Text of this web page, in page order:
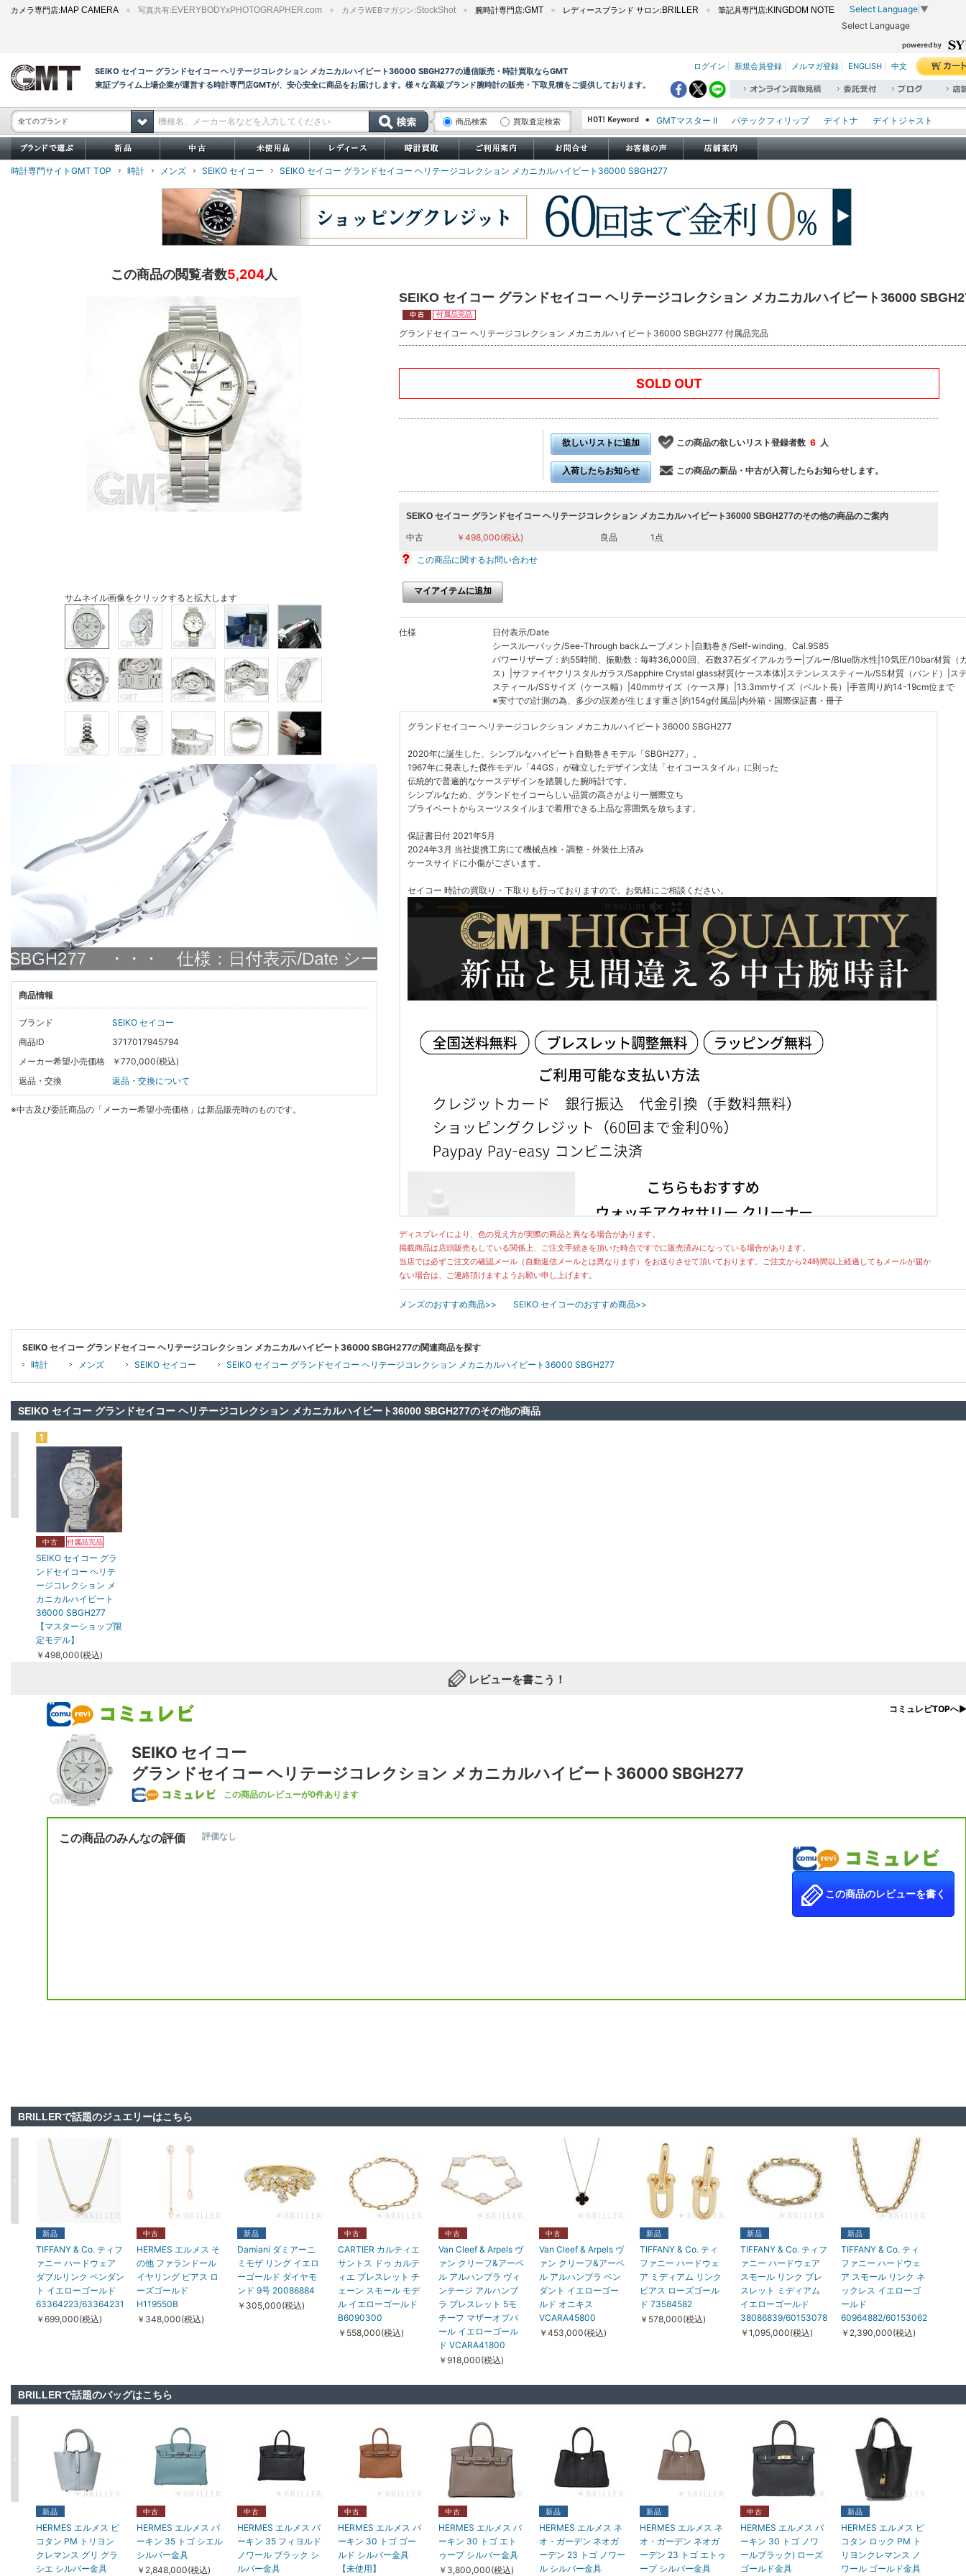
カメラ専門店:MAP CAMERA 写真共有: EVERYBODYxPHOTOGRAPHER.com カメラWEBマガジン:StockShot 腕時計専門店:GMT レディースブランド サロン:BRILLER 筆記具専門店:KINGDOM NOTE Select Language ▼
Select Language
SEIKO セイコー グランドセイコー ヘリテージコレクション メカニカルハイビート36000 SBGH277の通信販売・時計買取ならGMT
東証プライム上場企業が運営する時計専門店GMTが、安心安全に商品をお届けします。様々な高級ブランド腕時計の販売・下取見積をご提供しております。
ログイン 新規会員登録 メルマガ登録 ENGLISH / 中文
全てのブランド 商品検索 買取査定検索 GMTマスター II パテックフィリップ デイトナ
デイトジャスト
エクスプローラー I
オイスターパーペチュアル
シードゥエラー
時計専門サイトGMT TOP
時計 メンズ SEIKO セイコー SEIKO セイコー グランドセイコー ヘリテージコレクション メカニカルハイビート36000 SBGH277
SEIKO セイコー グランドセイコー ヘリテージコレクション メカニカルハイビート36000
付属品完品
グランドセイコー ヘリテージコレクション メカニカルハイビート36000 SBGH277 付属品完品
この商品の閲覧者数5,204人
SOLD OUT
欲しいリストに追加 この商品の欲しいリスト登録者数 6 人
入荷したらお知らせ この商品の新品・中古が入荷したらお知らせします。
SEIKO セイコー グランドセイコー ヘリテージコレクション メカニカルハイビート36000 SBGH277のその他の商品のご案内
中古 ￥498,000(税込) 良品 1点
この商品に関するお問い合わせ
マイアイテムに追加
仕様
日付表示/Date
シースルーバック/See-Through backムーブメント|自動巻き/Self-winding、Cal.9S85
パワーリザーブ：約55時間、振動数：毎時36,000回、石数37石ダイアルカラー|ブルー/Blue防水性|10気圧/10bar材質（
ス）|サファイヤクリスタルガラス/Sapphire Crystal glass材質(ケース本体)|ステンレススティール/SS材質（バンド）|ス
スティール/SSサイズ（ケース幅）|40mmサイズ（ケース厚）|13.3mmサイズ（ベルト長）|手首周り約14-19cm位まで
※実寸での計測の為、多少の誤差が生じます重さ|約154g付属品|内外箱・国際保証書・冊子
グランドセイコー ヘリテージコレクション メカニカルハイビート36000 SBGH277
2020年に誕生した、シンプルなハイビート自動巻きモデル「SBGH277」。
1967年に発表した傑作モデル「44GS」が確立したデザイン文法「セイコースタイル」に則った
伝統的で普遍的なケースデザインを踏襲した腕時計です。
シンプルなため、グランドセイコーらしい品質の高さがより一層際立ち
プライベートからスーツスタイルまで着用できる上品な雰囲気を放ちます。
保証書日付 2021年5月
2024年3月 当社提携工房にて機械点検・調整・外装仕上済み
ケースサイドに小傷がございます。
セイコー 時計の買取り・下取りも行っておりますので、お気軽にご相談ください。
ディスプレイにより、色の見え方が実際の商品と異なる場合があります。
掲載商品は店頭販売もしている関係上、ご注文手続きを頂いた時点ですでに販売済みになっている場合があります。
当店では必ずご注文の確認メール（自動返信メールとは異なります）をお送りさせて頂いております。ご注文から24時間以上経過してもメールが届か
ない場合は、ご連絡頂けますようお願い申し上げます。
メンズのおすすめ商品>> SEIKO セイコーのおすすめ商品>>
サムネイル画像をクリックすると拡大します
商品情報
ブランド
SEIKO セイコー
商品ID
3717017945794
メーカー希望小売価格
￥770,000(税込)
返品・交換
返品・交換について
※中古及び委託商品の「メーカー希望小売価格」は新品販売時のものです。
SEIKO セイコー グランドセイコー ヘリテージコレクション メカニカルハイビート36000 SBGH277の関連商品を探す
時計
メンズ SEIKO セイコー SEIKO セイコー グランドセイコー ヘリテージコレクション メカニカルハイビート36000 SBGH277
SEIKO セイコー グランドセイコー ヘリテージコレクション メカニカルハイビート36000 SBGH277のその他の商品
中古 付属品完品
SEIKO セイコー グラ
ンドセイコー ヘリテ
ージコレクション メ
カニカルハイビート
36000 SBGH277
【マスターショップ限
定モデル】
￥498,000(税込)
レビューを書こう！
コミュレビTOPへ▶
SEIKO セイコー
グランドセイコー ヘリテージコレクション メカニカルハイビート36000 SBGH277
この商品のレビューが0件あります
この商品のみんなの評価 評価なし
この商品のレビューを書く
BRILLERで話題のジュエリーはこちら
新品
TIFFANY & Co. ティフ
ァニー ハードウェア
ダブルリンク ペンダン
ト イエローゴールド
63364223/63364231
￥699,000(税込)
中古
HERMES エルメス そ
の他 ファランドール
イヤリング ピアス ロ
ーズゴールド
H119550B
￥348,000(税込)
新品
Damiani ダミアーニ
ミモザ リング イエロ
ーゴールド ダイヤモ
ンド 9号 20086884
￥305,000(税込)
中古
CARTIER カルティエ
サントス ドゥ カルテ
ィエ ブレスレット チ
ェーン スモール モデ
ル イエローゴールド
B6090300
￥558,000(税込)
中古
Van Cleef & Arpels ヴ
ァン クリーフ&アーペ
ル アルハンブラ ヴィ
ンテージ アルハンブ
ラ ブレスレット 5モ
チーフ マザーオブパ
ール イエローゴール
ド VCARA41800
￥918,000(税込)
中古
Van Cleef & Arpels ヴ
ァン クリーフ&アーペ
ル アルハンブラ ペン
ダント イエローゴー
ルド オニキス
VCARA45800
￥453,000(税込)
新品
TIFFANY & Co. ティ
ファニー ハードウェ
ア ミディアム リンク
ピアス ローズゴール
ド 73584582
￥578,000(税込)
新品
TIFFANY & Co. ティフ
ァニー ハードウェア
スモール リンク ブレ
スレット ミディアム
イエローゴールド
38086839/60153078
￥1,095,000(税込)
新品
TIFFANY & Co. ティ
ファニー ハードウェ
ア スモール リンク ネ
ックレス イエローゴ
ールド
60964882/60153062
￥2,390,000(税込)
新品
TIFFANY & Co. ティ
ファニー ハードウェ
ア ラージ リンク ピア
ス イエローゴールド
68533643
￥825,000(税込)
新品
TIFFANY & Co. ティフ
ァニー その他 ハード
ウェア スモール リン
クブレスレット ロー
ズゴールド ミディア
ム
38086847/60153082
新品
TIFFANY & Co. ティ
ファニー ハードウェ
ア マイクロリンク ネ
ックレス イエローゴ
ールド 73584493
￥1,588,000(税込)
中古
HERMES エルメス そ
の他 エシャペ リング
PM ダイヤモンド ピ
ンクゴールド 12号
H219691B 00046
￥318,000(税込)
中古
BOUCHERON ブシ
ュロン セルパンボエ
ム スタッズ ピアス ス
モール ターコイズ イ
エローゴールド
JC001330
￥558,000(税込)
中古
BOUCHERON ブシ
ュロン キャトル ラデ
ィアント シングル ク
リップ ピアス ホワイ
トゴールド ダイヤモ
ンド JCO01375
￥325,000(税込)
中古
CARTIER カルティエ
サントス ドゥ カルテ
ィエ ブレスレット チ
ェーン スモール モデ
ル イエローゴールド
B6090300
￥558,000(税込)
Van Cleef & Arpels ヴ
ァン クリーフ&アーペ
ル アルハンブラ ヴィ
ンテージ アルハンブ
ラ ブレスレット 5モ
チーフ マラカイト イ
エローゴールド
中古
Van Cleef & Arpels ヴ
ァン クリーフ&アーペ
ル ソクラテス ソクラ
テス ペンダント ネッ
クレス 3フラワー ホ
ワイトゴールド ダイ
ヤモンド
BRILLERで話題のバッグはこちら
新品
HERMES エルメス ピ
コタン PM トリヨン
クレマンス グリ グラ
シエ シルバー金具
中古
HERMES エルメス バ
ーキン 35 トゴ シエル
シルバー金具
￥2,848,000(税込)
中古
HERMES エルメス バ
ーキン 35 フィヨルド
ノワール ブラック シ
ルバー金具
中古
HERMES エルメス バ
ーキン 30 トゴ ゴー
ルド シルバー金具
【未使用】
中古
HERMES エルメス バ
ーキン 30 トゴ エト
ゥープ シルバー金具
￥3,800,000(税込)
新品
HERMES エルメス ネ
オ・ガーデン ネオガ
ーデン 23 トゴ ノワー
ル シルバー金具
新品
HERMES エルメス ネ
オ・ガーデン ネオガ
ーデン 23 トゴ エトゥ
ープ シルバー金具
中古
HERMES エルメス バ
ーキン 30 トゴ ノワ
ールブラック) ローズ
ゴールド金具
新品
HERMES エルメス ピ
コタン ロック PM ト
リヨンクレマンス ノ
ワール ゴールド金具